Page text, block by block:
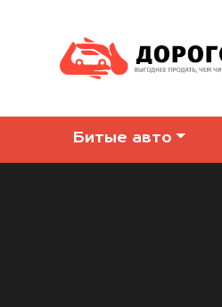
Битые авто